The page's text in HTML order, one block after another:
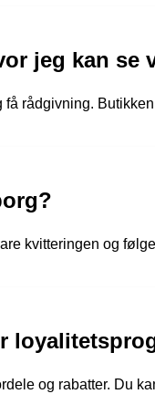
jeg kan se
rådgivning.
kvitteringen og
og rabatter. Du